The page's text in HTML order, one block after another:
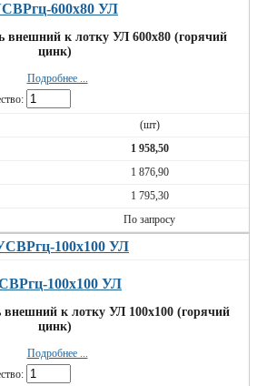
600х80 УЛ
внешний к лотку УЛ 600х80 (горячий
цинк)
Подробнее ...
(шт)
1 958,50
1 876,90
1 795,30
По запросу
100х100 УЛ
внешний к лотку УЛ 100х100 (горячий
цинк)
Подробнее ...